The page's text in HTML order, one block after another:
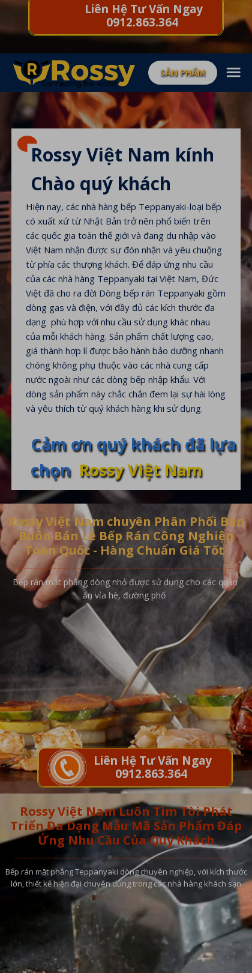
Liên Hệ Tư Vấn Ngay
0912.863.364
SẢN PHẨM
Hiện nay, các nhà hàng bếp Teppanyaki-loại bếp
có xuất xứ từ Nhật Bản trở nên phổ biến trên
các quốc gia toàn thế giới và đang du nhập vào
Việt Nam nhận được sự đón nhận và yêu chuộng
từ phía các thượng khách. Để đáp ứng nhu cầu
của các nhà hàng Teppanyaki tại Việt Nam, Đức
Việt đã cho ra đời Dòng bếp rán Teppanyaki gồm
dòng gas và điện, với đầy đủ các kích thước đa
dạng phù hợp với nhu cầu sử dụng khác nhau
của mỗi khách hàng. Sản phẩm chất lượng cao,
giá thành hợp lí được bảo hành bảo dưỡng nhanh
chóng không phụ thuộc vào các nhà cung cấp
nước ngoài như các dòng bếp nhập khẩu. Với
dòng sản phẩm này chắc chắn đem lại sự hài lòng
và yêu thích từ quý khách hàng khi sử dụng.
Rossy Việt Nam kính
Chào quý khách
Cảm ơn quý khách đã lựa
chọn Rossy Việt Nam
Rossy Việt Nam chuyên Phân Phối Bán
Buôn Bán Lẻ Bếp Rán Công Nghiệp
Toàn Quốc - Hàng Chuẩn Giá Tốt
Bếp rán mặt phẳng dòng nhỏ được sử dụng cho các quán
ăn vỉa hè, đường phố
Liên Hệ Tư Vấn Ngay
0912.863.364
Rossy Việt Nam Luôn Tìm Tòi Phát
Triển Đa Dạng Mẫu Mã Sản Phẩm Đáp
Ứng Nhu Cầu Của Quý Khách
Bếp rán mặt phẳng Teppanyaki dòng chuyên nghiệp, với kích thước
lớn, thiết kế hiện đại chuyên dùng trong các nhà hàng khách sạn